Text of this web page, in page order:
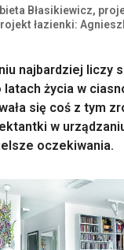
Błasikiewicz,
łazienki:
najbardziej liczy
latach życia w
się coś z tym
w
oczekiwania.